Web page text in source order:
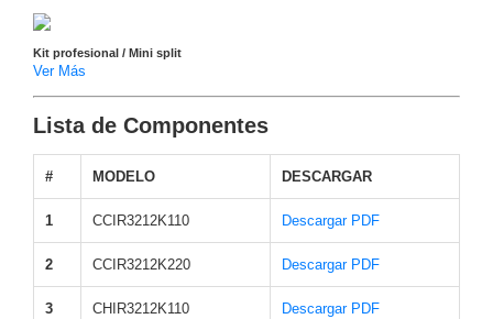
con
Respaldo
de
EnergíaPoE
de Largo
AlcanceUPS
Kits-
Sistemas
Completos
Kit profesional / Mini split
Ver Más
Lista de Componentes
# MODELO DESCARGAR
1 CCIR3212K110 Descargar PDF
2 CCIR3212K220 Descargar PDF
3 CHIR3212K110 Descargar PDF